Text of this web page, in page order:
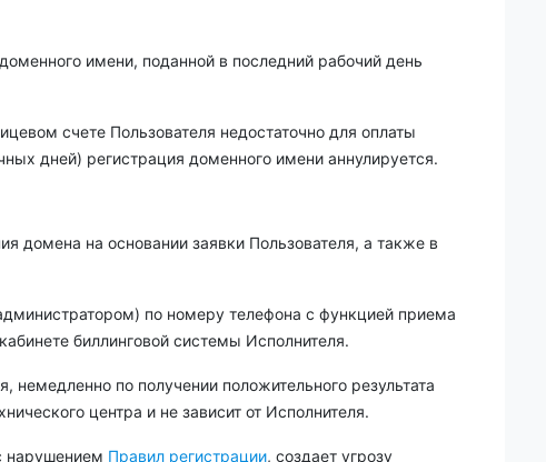
имени, поданной в последний рабочий день
счете Пользователя недостаточно для оплаты
дней) регистрация доменного имени аннулируется.
домена на основании заявки Пользователя, а также в
по номеру телефона с функцией приема
биллинговой системы Исполнителя.
по получении положительного результата
центра и не зависит от Исполнителя.
нарушением Правил регистрации, создает угрозу